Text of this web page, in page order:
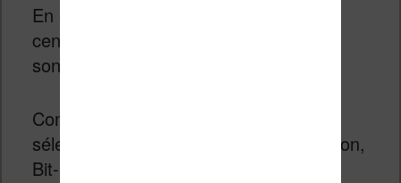
En effet, chaque jour, ce sont une
centaine de livres au prix de 0,99€ qui
sont proposés par les éditeurs.
Comme toujours on retrouve une large
sélection de titres de genre Sience-fiction,
Bit-Lit, Romance ou Fantasy.